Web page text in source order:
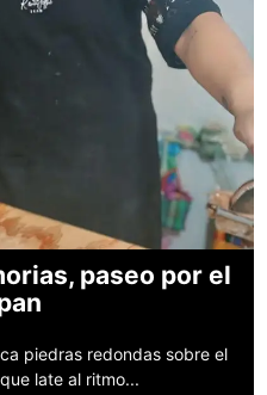
paseo por el
piedras redondas sobre el
late al ritmo...